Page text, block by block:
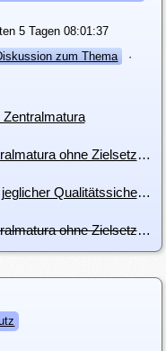
5 Tagen 08:01:37
zum Thema
·
Zentralmatura
i4496: Kein Programmpunkt zur Zentralmatura ohne Zielsetzung
i4443: Begründung für die Ablehnung jeglicher Qualitätssicherung
i4497: Kein Programmpunkt zur Zentralmatura ohne Zielsetzung